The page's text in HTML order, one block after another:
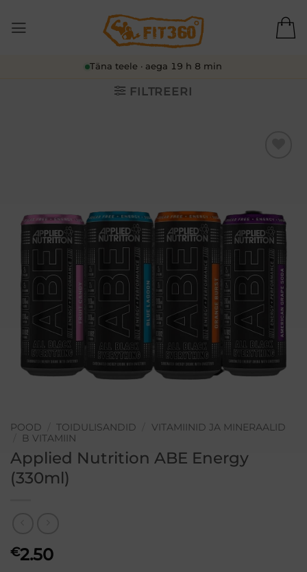
Täna teele · aega 19 h 8 min
FILTREERI
POOD TOIDULISANDID
VITAMIINID JA MINERAALID
B VITAMIIN
Applied Nutrition ABE Energy
(330ml)
€2.50